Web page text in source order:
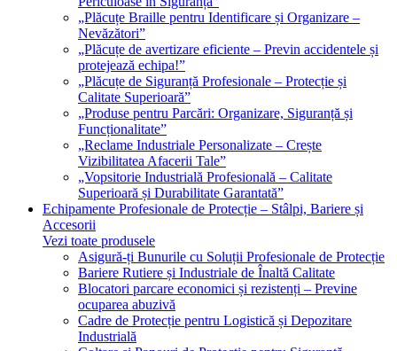
„Plăcuțe Braille pentru Identificare și Organizare –
Nevăzători”
„Plăcuțe de avertizare eficiente – Previn accidentele și
protejează echipa!”
„Plăcuțe de Siguranță Profesionale – Protecție și
Calitate Superioară”
„Produse pentru Parcări: Organizare, Siguranță și
Funcționalitate”
„Reclame Industriale Personalizate – Crește
Vizibilitatea Afacerii Tale”
„Vopsitorie Industrială Profesională – Calitate
Superioară și Durabilitate Garantată”
Echipamente Profesionale de Protecție – Stâlpi, Bariere și
Accesorii
Vezi toate produsele
Asigură-ți Bunurile cu Soluții Profesionale de Protecție
Bariere Rutiere și Industriale de Înaltă Calitate
Blocatori parcare economici și rezistenți – Previne
ocuparea abuzivă
Cadre de Protecție pentru Logistică și Depozitare
Industrială